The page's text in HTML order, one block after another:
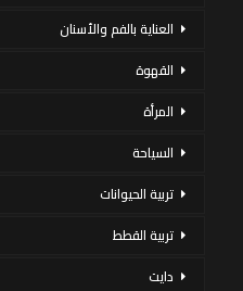
العناية بالفم والأسنان
القهوة
المرأة
السياحة
تربية الحيوانات
تربية القطط
دايت